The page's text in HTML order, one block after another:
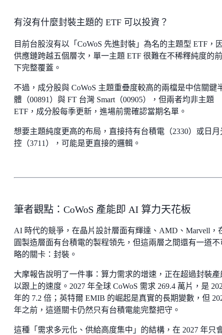
有沒有什麼封裝主題的 ETF 可以投資？
目前台股沒有以「CoWoS 先進封裝」為名的主題型 ETF，
供應鏈跨越五個層次，單一主題 ETF 很難在不稀釋純度的
下完整覆蓋。
不過，成分股與 CoWoS 主題重疊度較高的兩檔是中信關鍵
體（00891）與 FT 台灣 Smart（00905），但兩者均非主題
ETF，成分股每季更新，進場前需確認當期名單。
想要主題純度更高的布局，直接持有台積電（2330）或日月
控（3711），可能是更直接的邏輯。
筆者觀點：CoWoS 產能即 AI 算力天花板
AI 時代的競爭，在晶片設計層面有輝達、AMD、Marvell，
圓製造層面有台積電的製程領先，但這兩層之間還有一道不
略的關卡：封裝。
大摩報告說明了一件事：算力需求的增速，正在超過封裝產
以跟上的速度。2027 年全球 CoWoS 需求 269.4 萬片，是
年的 7.2 倍；英特爾 EMIB 的崛起是真實的長期變數，但
年之前，這道關卡仍然只有台積電能完整把守。
這種「需求多元化、供給高度集中」的結構，在 2027 年只